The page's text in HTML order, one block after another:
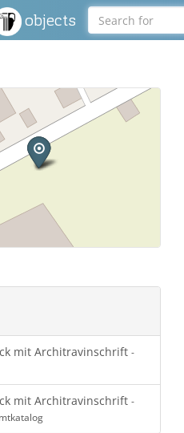
objects
| Maps and Data ©
mit Architravinschrift -
mit Architravinschrift -